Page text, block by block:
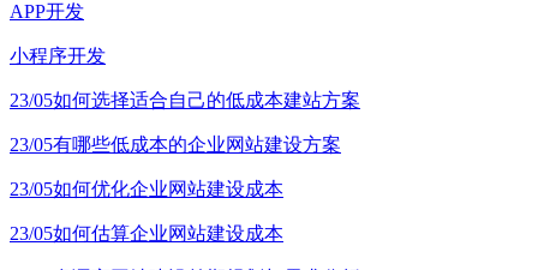
APP开发
小程序开发
23/05如何选择适合自己的低成本建站方案
23/05有哪些低成本的企业网站建设方案
23/05如何优化企业网站建设成本
23/05如何估算企业网站建设成本